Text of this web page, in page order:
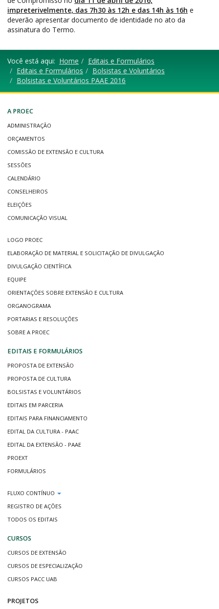
impreterivelmente, das 7h30 às 12h e das 14h às 16h e
deverão apresentar documento de identidade no ato da
assinatura do Termo.
Você está aqui: Home
Editais e Formulários
Editais e Formulários
Bolsistas e Voluntários
Bolsistas e Voluntários PAAE 2016
A PROEC
ADMINISTRAÇÃO
ORÇAMENTOS
COMISSÃO DE EXTENSÃO E CULTURA
SESSÕES
CALENDÁRIO
CONSELHEIROS
ELEIÇÕES
COMUNICAÇÃO VISUAL
LOGO PROEC
ELABORAÇÃO DE MATERIAL E SOLICITAÇÃO DE DIVULGAÇÃO
DIVULGAÇÃO CIENTÍFICA
EQUIPE
ORIENTAÇÕES SOBRE EXTENSÃO E CULTURA
ORGANOGRAMA
PORTARIAS E RESOLUÇÕES
SOBRE A PROEC
EDITAIS E FORMULÁRIOS
PROPOSTA DE EXTENSÃO
PROPOSTA DE CULTURA
BOLSISTAS E VOLUNTÁRIOS
EDITAIS EM PARCERIA
EDITAIS PARA FINANCIAMENTO
EDITAL DA CULTURA - PAAC
EDITAL DA EXTENSÃO - PAAE
PROEXT
FORMULÁRIOS
FLUXO CONTÍNUO
REGISTRO DE AÇÕES
TODOS OS EDITAIS
CURSOS
CURSOS DE EXTENSÃO
CURSOS DE ESPECIALIZAÇÃO
CURSOS PACC UAB
PROJETOS